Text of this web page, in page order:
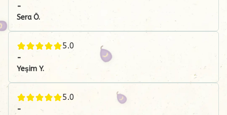
-
Sera Ö.
5.0
-
Yeşim Y.
5.0
-